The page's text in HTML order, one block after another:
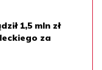
1,5 mln zł
za